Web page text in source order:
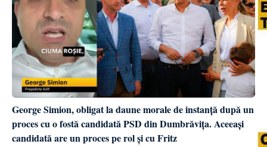
George Simion, obligat la daune morale de instanță după un
proces cu o fostă candidată PSD din Dumbrăvița. Aceeași
candidată are un proces pe rol și cu Fritz